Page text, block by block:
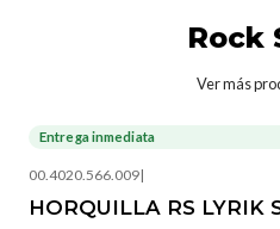
Rock
Ver más
-40%
Entrega inmediata
00.4020.566.009|
HORQUILLA RS LYRIK